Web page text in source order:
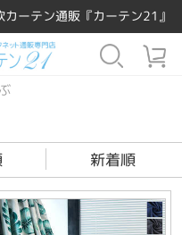
ーテン通販『カーテン21』
新着順